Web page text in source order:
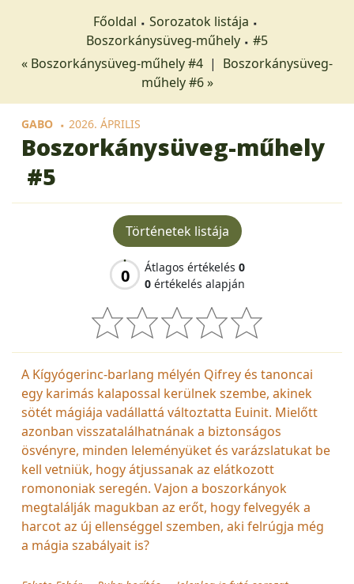
Főoldal
Sorozatok listája
Boszorkánysüveg-műhely
#5
« Boszorkánysüveg-műhely #4 | Boszorkánysüveg-
műhely #6 »
GABO 2026. ÁPRILIS
Boszorkánysüveg-műhely
#5
Történetek listája
0 Átlagos értékelés 0
0 értékelés alapján
A Kígyógerinc-barlang mélyén Qifrey és tanoncai
egy karimás kalapossal kerülnek szembe, akinek
sötét mágiája vadállattá változtatta Euinit. Mielőtt
azonban visszatalálhatnának a biztonságos
ösvényre, minden leleményüket és varázslatukat be
kell vetniük, hogy átjussanak az elátkozott
romononiak seregén. Vajon a boszorkányok
megtalálják magukban az erőt, hogy felvegyék a
harcot az új ellenséggel szemben, aki felrúgja még
a mágia szabályait is?